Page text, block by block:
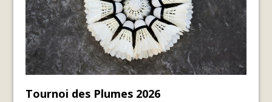
Tournoi des Plumes 2026